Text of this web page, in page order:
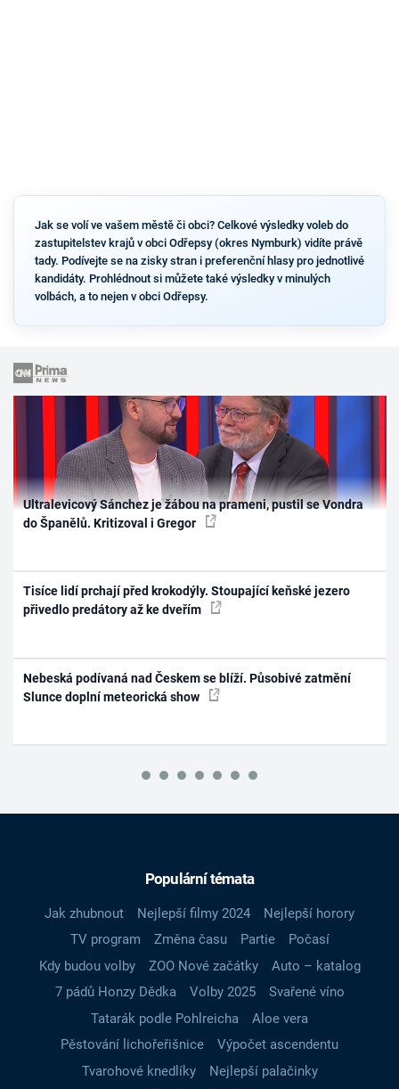
Jak se volí ve vašem městě či obci? Celkové výsledky voleb do
zastupitelstev krajů v obci Odřepsy (okres Nymburk) vidíte právě
tady. Podívejte se na zisky stran i preferenční hlasy pro jednotlivé
kandidáty. Prohlédnout si můžete také výsledky v minulých
volbách, a to nejen v obci Odřepsy.
Ultralevicový Sánchez je žábou na prameni, pustil se Vondra
do Španělů. Kritizoval i Gregor
Tisíce lidí prchají před krokodýly. Stoupající keňské jezero
přivedlo predátory až ke dveřím
Nebeská podívaná nad Českem se blíží. Působivé zatmění
Slunce doplní meteorická show
Populární témata
Jak zhubnout Nejlepší filmy 2024
Nejlepší horory
TV program
Změna času Partie
Počasí
Kdy budou volby
ZOO Nové začátky
Auto – katalog
7 pádů Honzy Dědka
Volby 2025
Svařené víno
Tatarák podle Pohlreicha
Aloe vera
Pěstování lichořeřišnice
Výpočet ascendentu
Tvarohové knedlíky
Nejlepší palačinky